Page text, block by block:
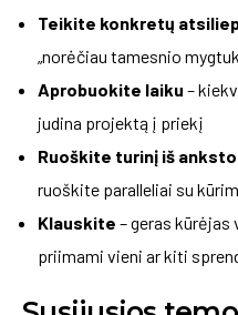
Teikite konkretų
„norėčiau tamesnio
Aprobuokite laiku –
judina projektą į priekį
Ruoškite turinį iš anksto
ruoškite paralleliai su
Klauskite – geras kūrėjas
priimami vieni ar kiti